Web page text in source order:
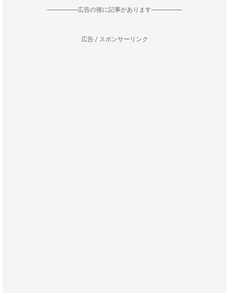
--------------------広告の後に記事があります--------------------
広告 / スポンサーリンク